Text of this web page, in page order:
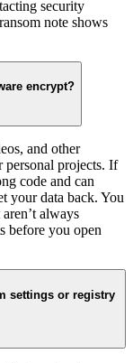
security
note shows
encrypt?
and other
projects. If
code and can
your data back. You
always
before you open
settings or registry